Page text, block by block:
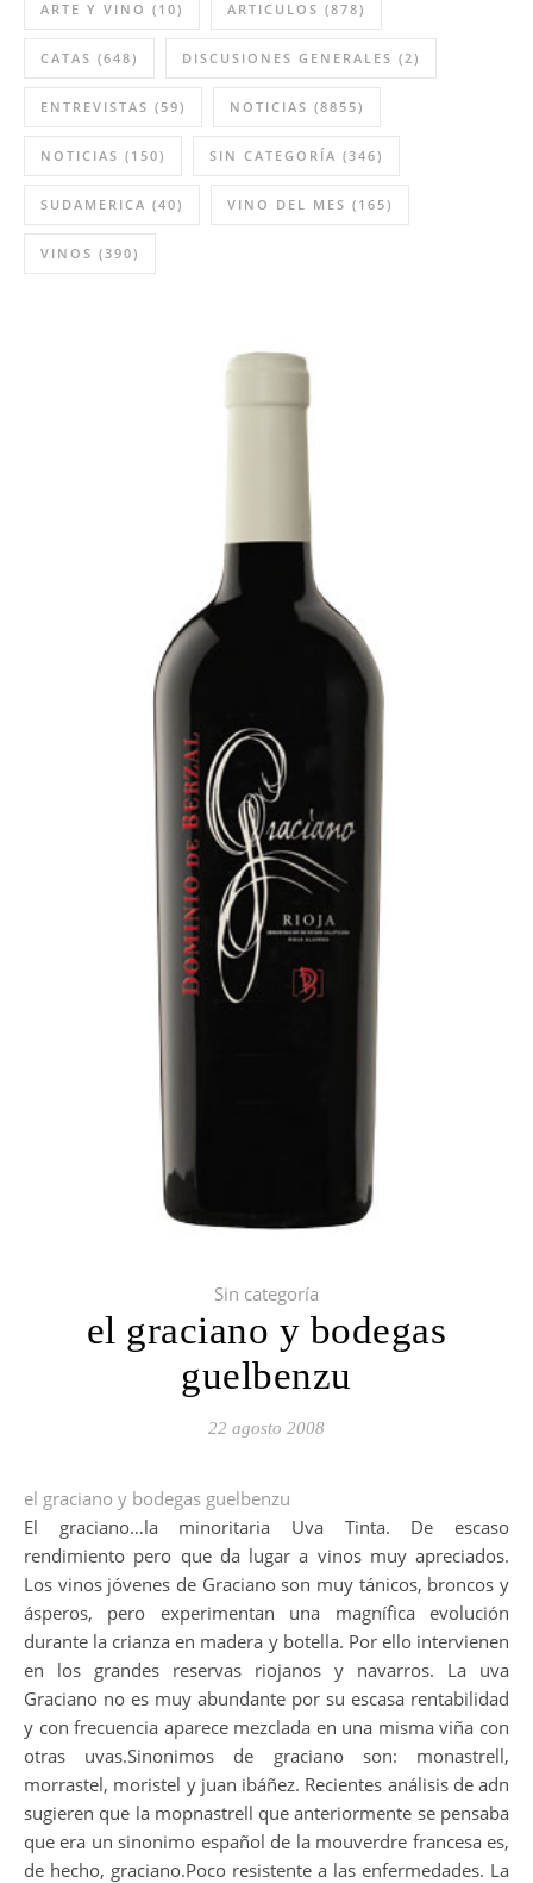
ARTE Y VINO (10) ARTICULOS (878)
CATAS (648) DISCUSIONES GENERALES (2)
ENTREVISTAS (59) NOTICIAS (8855)
NOTICIAS (150) SIN CATEGORÍA (346)
SUDAMERICA (40) VINO DEL MES (165)
VINOS (390)
Sin categoría
el graciano y bodegas
guelbenzu
22 agosto 2008
el graciano y bodegas guelbenzu
El graciano…la minoritaria Uva Tinta. De escaso
rendimiento pero que da lugar a vinos muy apreciados.
Los vinos jóvenes de Graciano son muy tánicos, broncos y
ásperos, pero experimentan una magnífica evolución
durante la crianza en madera y botella. Por ello intervienen
en los grandes reservas riojanos y navarros. La uva
Graciano no es muy abundante por su escasa rentabilidad
y con frecuencia aparece mezclada en una misma viña con
otras uvas.Sinonimos de graciano son: monastrell,
morrastel, moristel y juan ibáñez. Recientes análisis de adn
sugieren que la mopnastrell que anteriormente se pensaba
que era un sinonimo español de la mouverdre francesa es,
de hecho, graciano.Poco resistente a las enfermedades. La